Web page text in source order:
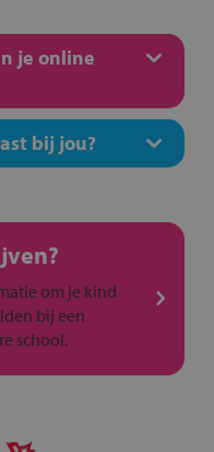
je online
bij jou?
om je kind
bij een
school.